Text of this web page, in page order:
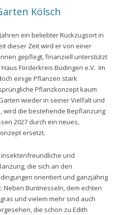
Kölsch
ein beliebter Rückzugsort in
dieser Zeit wird er von einer
gepflegt, finanziell unterstützt
Förderkreis Büdingen e.V. Im
einige Pflanzen stark
Pflanzkonzept kaum
wieder in seiner Vielfalt und
wird die bestehende Bepflanzung
2027 durch ein neues,
ersetzt.
und
die sich an den
orientiert und ganzjährig
Buntnesseln, dem echten
und vielem mehr sind auch
die schon zu Edith